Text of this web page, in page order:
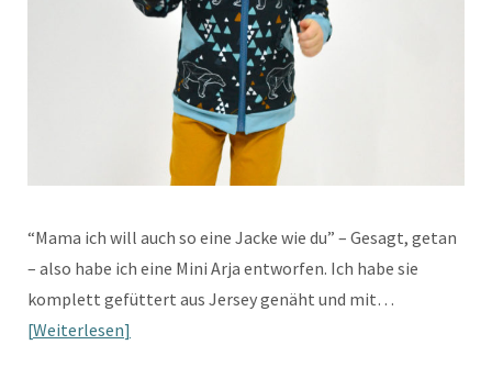
“Mama ich will auch so eine Jacke wie du” – Gesagt, getan
– also habe ich eine Mini Arja entworfen. Ich habe sie
komplett gefüttert aus Jersey genäht und mit…
Weiterlesen